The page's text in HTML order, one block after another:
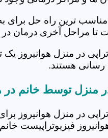
ترین راه حل برای
تا مراحل آخری درمان
در منزل هوانیروز
هستند.
منزل توسط خانم در
در منزل هوانیروز
فیزیوتراپیست